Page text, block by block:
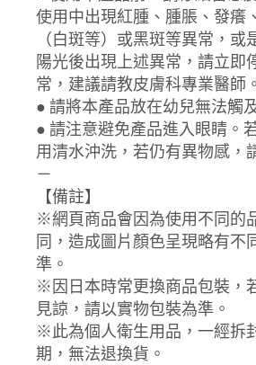
使用中出現紅腫、腫脹、發癢
（白斑等）或黑斑等異常，
陽光後出現上述異常，請立即
常，建議請教皮膚科專業醫師。
● 請將本產品放在幼兒無法觸
● 請注意避免產品進入眼睛。
用清水沖洗，若仍有異物感，
－
【備註】
※網頁商品會因為使用不同的
同，造成圖片顏色呈現略有不
準。
※因日本時常更換商品包裝，
見諒，請以實物包裝為準。
※此為個人衛生用品，一經拆
期，無法退換貨。